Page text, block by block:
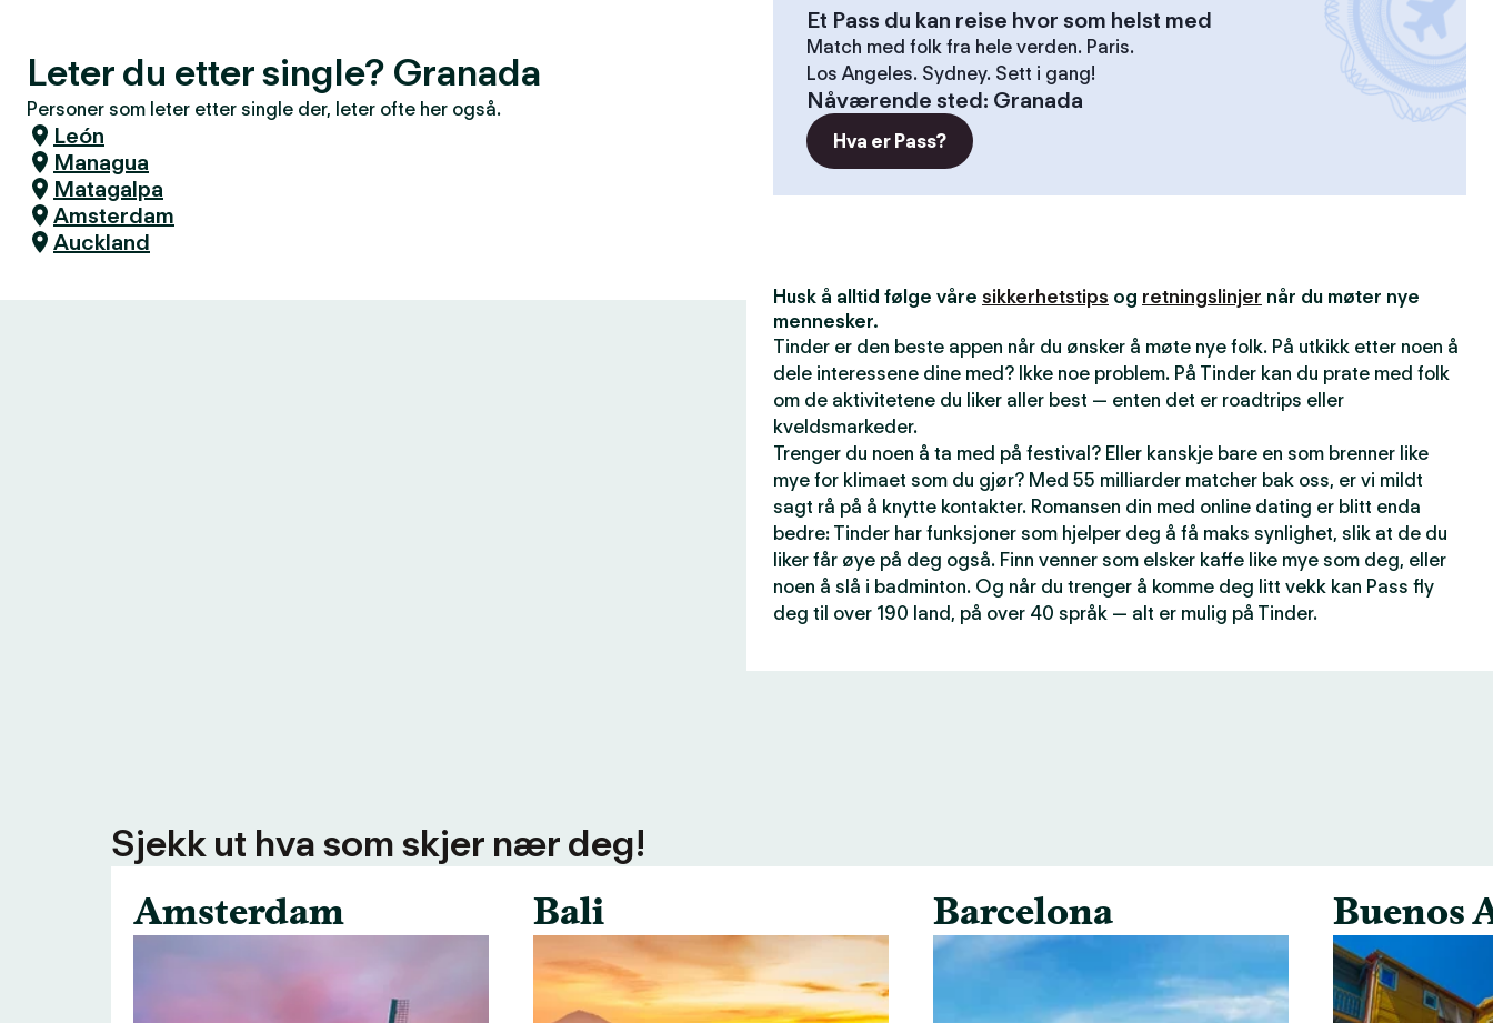
Leter du etter single? Granada
Personer som leter etter single der, leter ofte her også.
León
Managua
Matagalpa
Amsterdam
Auckland
Et Pass du kan reise hvor som helst med
Match med folk fra hele verden. Paris.
Los Angeles. Sydney. Sett i gang!
Nåværende sted: Granada
Hva er Pass?
Husk å alltid følge våre sikkerhetstips og retningslinjer når du møter nye
mennesker.
Tinder er den beste appen når du ønsker å møte nye folk. På utkikk etter noen å
dele interessene dine med? Ikke noe problem. På Tinder kan du prate med folk
om de aktivitetene du liker aller best — enten det er roadtrips eller
kveldsmarkeder.
Trenger du noen å ta med på festival? Eller kanskje bare en som brenner like
mye for klimaet som du gjør? Med 55 milliarder matcher bak oss, er vi mildt
sagt rå på å knytte kontakter. Romansen din med online dating er blitt enda
bedre: Tinder har funksjoner som hjelper deg å få maks synlighet, slik at de du
liker får øye på deg også. Finn venner som elsker kaffe like mye som deg, eller
noen å slå i badminton. Og når du trenger å komme deg litt vekk kan Pass fly
deg til over 190 land, på over 40 språk — alt er mulig på Tinder.
Sjekk ut hva som skjer nær deg!
Amsterdam
Bali Barcelona Buenos